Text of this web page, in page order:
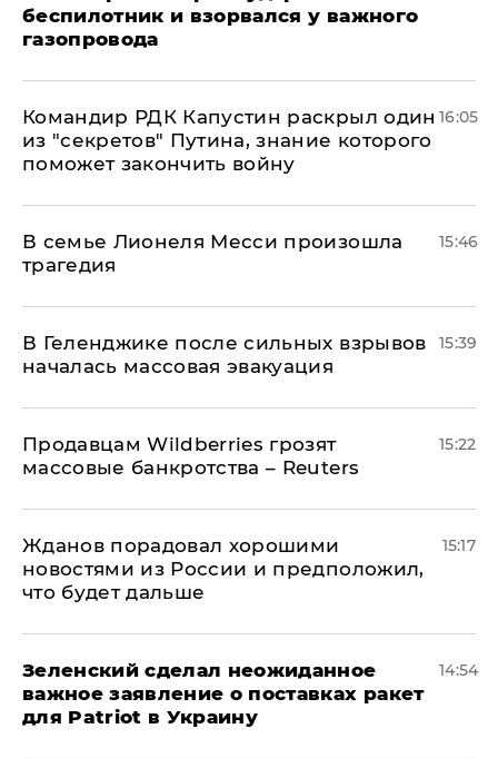
беспилотник и взорвался у важного
газопровода
Командир РДК Капустин раскрыл один
из "секретов" Путина, знание которого
поможет закончить войну
16:05
В семье Лионеля Месси произошла
трагедия
15:46
В Геленджике после сильных взрывов
началась массовая эвакуация
15:39
Продавцам Wildberries грозят
массовые банкротства – Reuters
15:22
Жданов порадовал хорошими
новостями из России и предположил,
что будет дальше
15:17
Зеленский сделал неожиданное
важное заявление о поставках ракет
для Patriot в Украину
14:54